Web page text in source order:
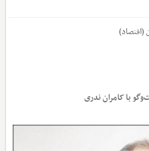
(اقتصاد)
با کامران ندری